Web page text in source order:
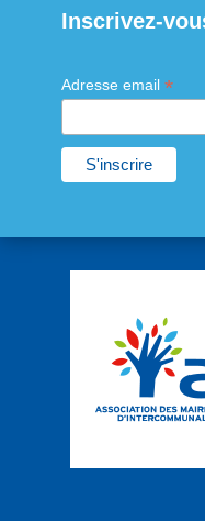
Inscrivez-
Adresse email *